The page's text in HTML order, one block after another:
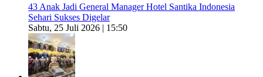
43 Anak Jadi General Manager Hotel Santika Indonesia
Sehari Sukses Digelar
Sabtu, 25 Juli 2026 | 15:50